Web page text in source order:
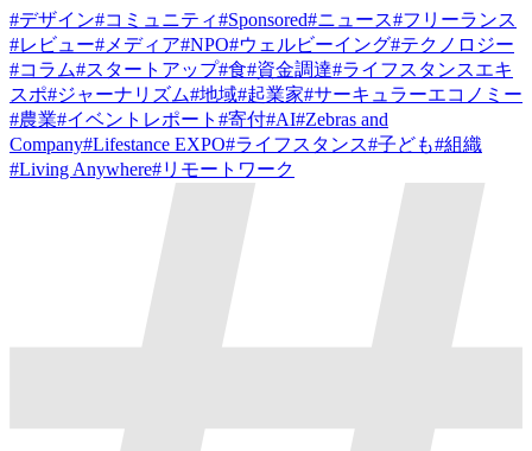
#デザイン#コミュニティ#Sponsored#ニュース#フリーランス
#レビュー# メディア#NPO#ウェルビーイング#テクノロジー
#コラム#スタートアップ#食#資金調達#ライフスタンスエキ
スポ#ジャーナリズム#地域#起業家#サーキュラーエコノミー
#農業#イベントレポート #寄付#AI#Zebras and
Company#Lifestance EXPO#ライフスタンス#子ども#組織
#Living Anywhere#リモートワーク